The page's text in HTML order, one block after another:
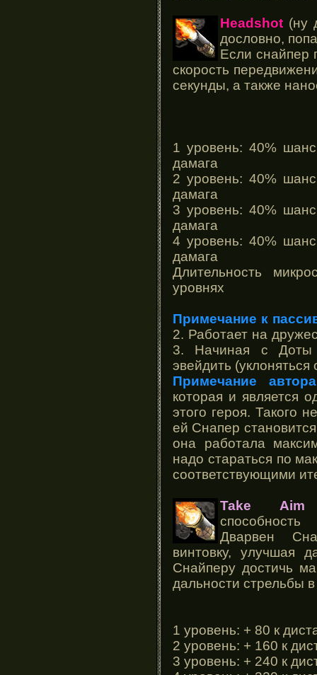
Headshot (ну
дословно,
Если снайпер
скорость
секунды, а также
1 уровень: 40%
дамага
2 уровень: 40%
дамага
3 уровень: 40%
дамага
4 уровень: 40%
дамага
Длительность
уровнях
Примечание к
2. Работает на
3. Начиная с
эвейдить (уклоняться
Примечание
которая и является
этого героя. Такого
ей Снапер
она работала
надо стараться по
соответствующими
Take Aim
способность
Дварвен
винтовку, улучшая
Снайперу достичь
дальности стрельбы
1 уровень: + 80 к
2 уровень: + 160 к
3 уровень: + 240 к